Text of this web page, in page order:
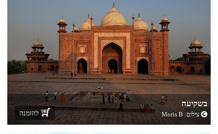
בשקיעה
צילום:Moris B להזמנה